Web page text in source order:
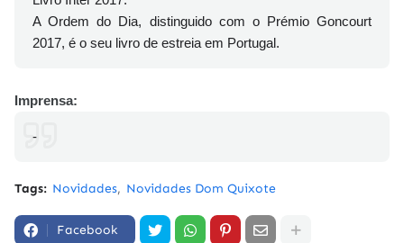
A Ordem do Dia, distinguido com o Prémio Goncourt
2017, é o seu livro de estreia em Portugal.
Imprensa:
-
Tags: Novidades Novidades Dom Quixote
Facebook